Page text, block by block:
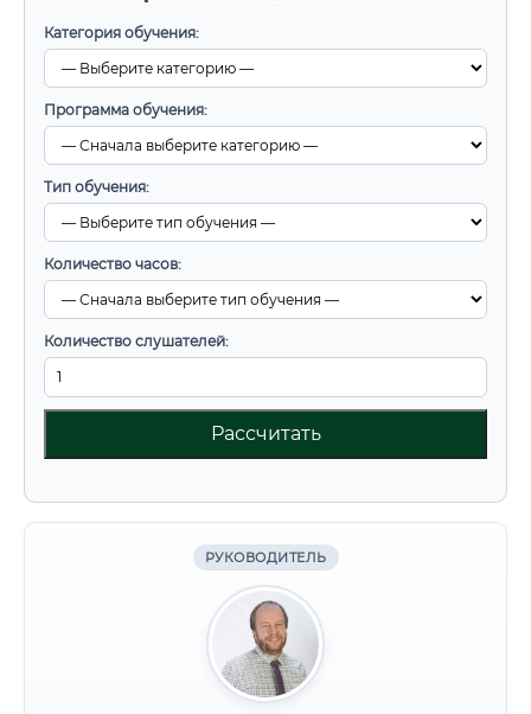
Категория обучения:
Программа обучения:
Тип обучения:
Количество часов:
Количество слушателей:
Рассчитать
РУКОВОДИТЕЛЬ